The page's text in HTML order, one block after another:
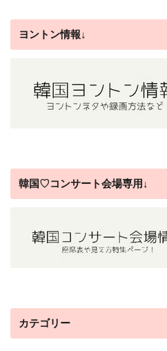
ヨントン情報↓
韓国♡コンサート会場専用↓
カテゴリー